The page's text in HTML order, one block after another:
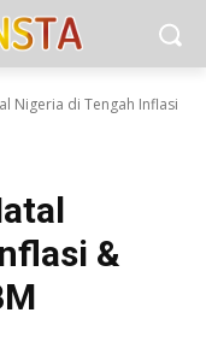
Nigeria di Tengah Inflasi
&